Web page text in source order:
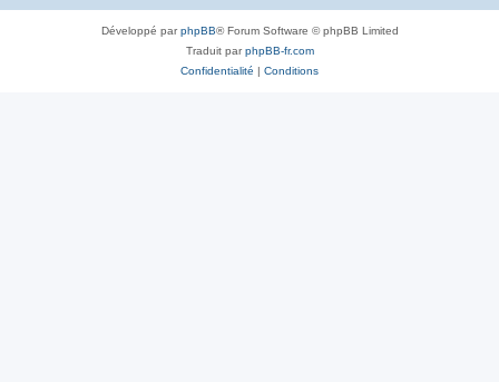
Développé parphpBB® Forum Software © phpBB Limited
Traduit parphpBB-fr.com
Confidentialité | Conditions